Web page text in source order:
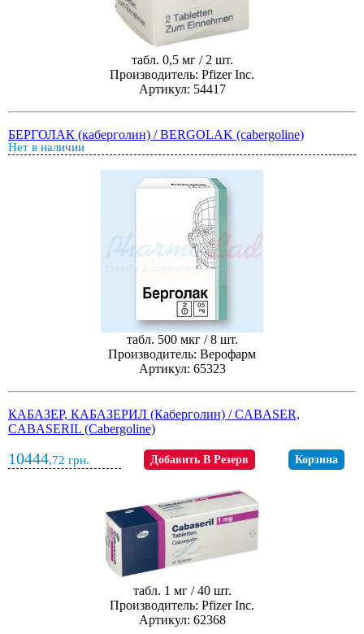
табл. 0,5 мг / 2 шт.
Производитель: Pfizer Inc.
Артикул: 54417
БЕРГОЛАК (каберголин) / BERGOLAK (cabergoline)
Нет в наличии
табл. 500 мкг / 8 шт.
Производитель: Верофарм
Артикул: 65323
КАБАЗЕР, КАБАЗЕРИЛ (Каберголин) / CABASER,
CABASERIL (Cabergoline)
10444,72 грн. Добавить В Резерв Корзина
табл. 1 мг / 40 шт.
Производитель: Pfizer Inc.
Артикул: 62368